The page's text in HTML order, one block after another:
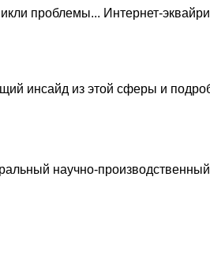
проблемы... Интернет-
инсайд из этой сферы и
научно-